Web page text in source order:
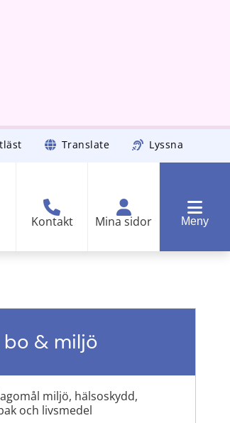
Translate Lyssna
Kontakt Mina sidor Meny
bo & miljö
miljö, hälsoskydd,
och livsmedel